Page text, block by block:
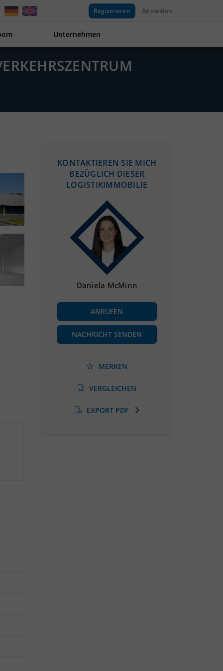
Registrieren Anmelden
Unternehmen
KONTAKTIEREN SIE MICH
BEZÜGLICH DIESER
LOGISTIKIMMOBILIE
Daniela McMinn
ANRUFEN
NACHRICHT SENDEN
MERKEN
VERGLEICHEN
EXPORT PDF